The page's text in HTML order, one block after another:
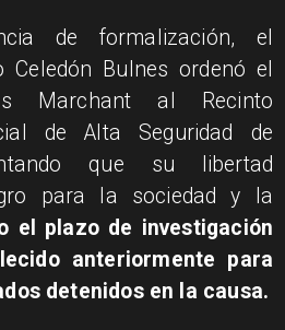
de formalización, el
Celedón Bulnes ordenó el
Marchant al Recinto
de Alta Seguridad de
que su libertad
para la sociedad y la
el plazo de investigación
anteriormente para
detenidos en la causa.